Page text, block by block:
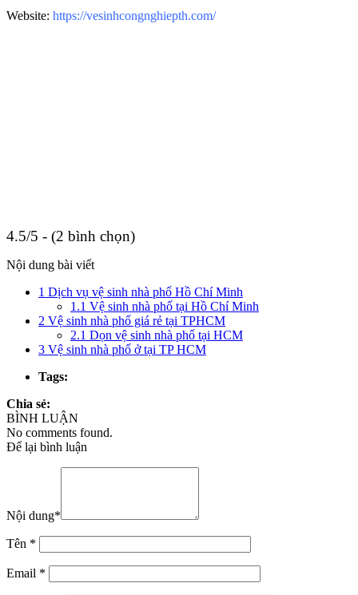
Website: https://vesinhcongnghiepth.com/
4.5/5 - (2 bình chọn)
Nội dung bài viết
1 Dịch vụ vệ sinh nhà phố Hồ Chí Minh
1.1 Vệ sinh nhà phố tại Hồ Chí Minh
2 Vệ sinh nhà phố giá rẻ tại TPHCM
2.1 Dọn vệ sinh nhà phố tại HCM
3 Vệ sinh nhà phố ở tại TP HCM
Tags:
Chia sẻ:
BÌNH LUẬN
No comments found.
Để lại bình luận
Nội dung*
Tên *
Email *